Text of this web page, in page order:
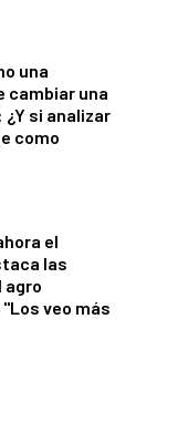
una
cambiar una
si analizar
como
el
las
agro
veo más